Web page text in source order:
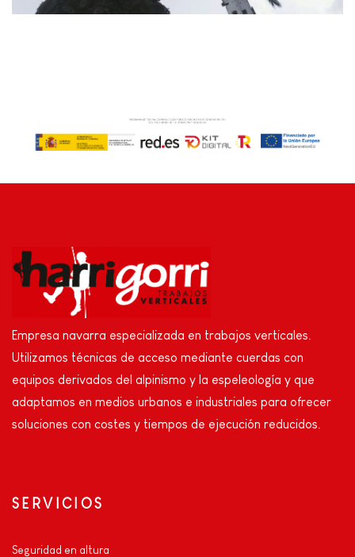
Empresa navarra especializada en trabajos verticales.
Utilizamos técnicas de acceso mediante cuerdas con
equipos derivados del alpinismo y la espeleología y que
adaptamos en medios urbanos e industriales para ofrecer
soluciones con costes y tiempos de ejecución reducidos.
SERVICIOS
Seguridad en altura